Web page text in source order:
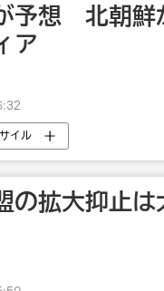
予想 北朝鮮
ア
イル
の拡大抑止